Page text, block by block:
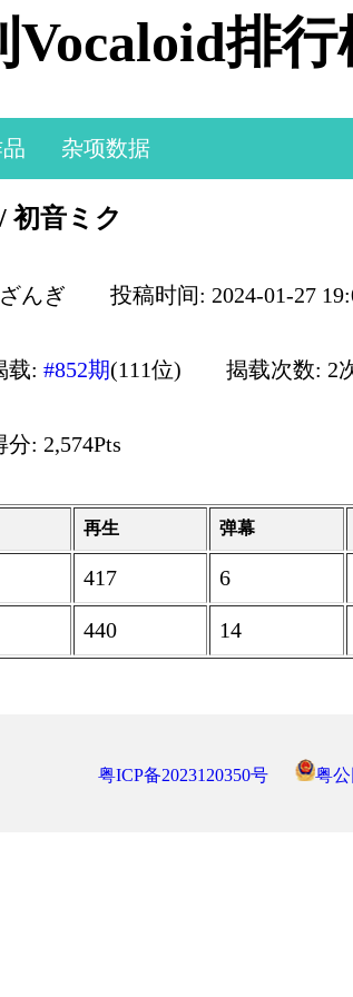
Vocaloid排
杂项数据
初音ミク
んぎ 投稿时间: 2024-01-27
载:#852期(111位) 揭载次数: 2
分: 2,574Pts
再生 弹幕
417 6
440 14
粤ICP备2023120350号 粤公